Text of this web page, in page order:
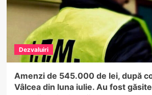
Dezvaluiri
Amenzi de 545.000 de lei, după
Vâlcea din luna iulie. Au fost